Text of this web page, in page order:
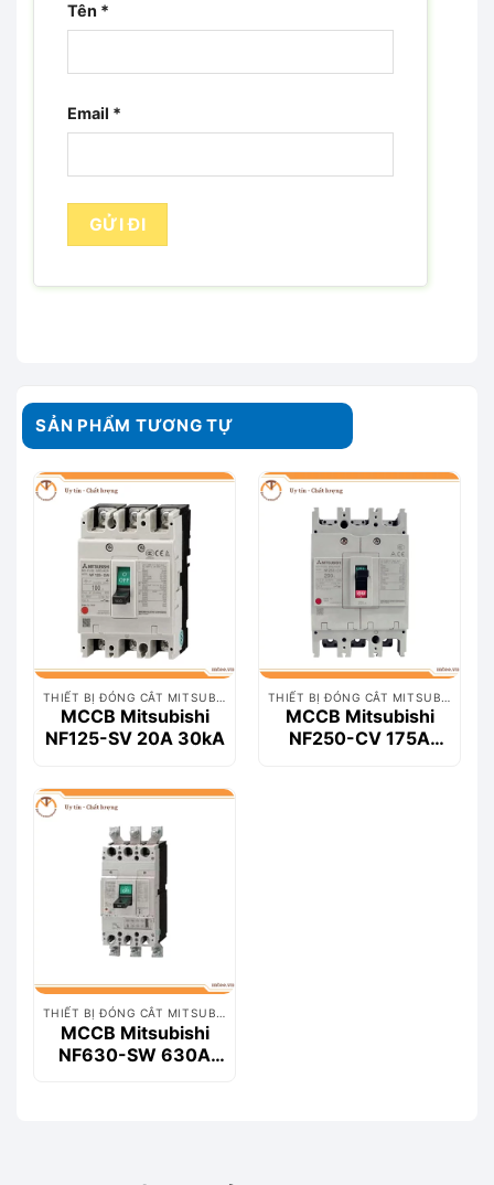
Tên *
Email *
SẢN PHẨM TƯƠNG TỰ
MCCB Mitsubishi
NF125-SV 20A 30kA
MCCB Mitsubishi
NF250-CV 175A
MCCB Mitsubishi
NF630-SW 630A